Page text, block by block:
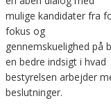
mulige kandidater fra
fokus og
gennemskuelighed på
en bedre indsigt i hvad
bestyrelsen arbejder
beslutninger.